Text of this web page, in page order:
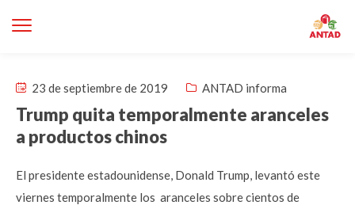
23 de septiembre de 2019 ANTAD informa
Trump quita temporalmente aranceles
a productos chinos
El presidente estadounidense, Donald Trump, levantó este
viernes temporalmente los aranceles sobre cientos de